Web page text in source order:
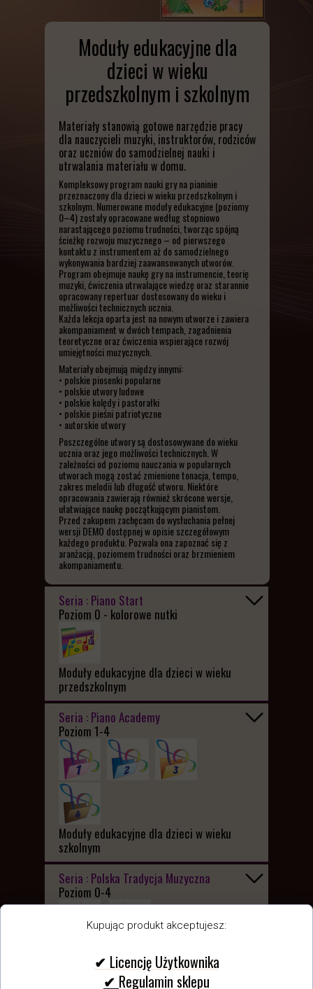
Kolędy i Pastorałki dla Pianistów
Moduły edukacyjne dla
dzieci w wieku
przedszkolnym i szkolnym
Materiały stanowią gotowe narzędzie pracy
dla nauczycieli muzyki, instruktorów, rodziców
oraz uczniów do samodzielnej nauki i
utrwalania materiału w domu.
Kompleksowy program nauki gry na pianinie
przeznaczony dla dzieci w wieku przedszkolnym i
szkolnym. Numerowane moduły edukacyjne (poziomy
0–4) zostały opracowane według stopniowo
narastającego poziomu trudności, tworząc spójną
ścieżkę rozwoju muzycznego – od pierwszego
kontaktu z instrumentem aż do samodzielnego
wykonywania bardziej zaawansowanych utworów.
Program obejmuje naukę gry na instrumencie, teorię
muzyki, ćwiczenia utrwalające wiedzę oraz starannie
opracowany repertuar dostosowany do wieku i
możliwości technicznych ucznia.
Każda lekcja oparta jest na nowym utworze i zawiera
akompaniament w dwóch tempach, zagadnienia
teoretyczne oraz ćwiczenia wspierające rozwój
umiejętności muzycznych.
Materiały obejmują między innymi:
• polskie piosenki popularne
• polskie utwory ludowe
• polskie kolędy i pastorałki
• polskie pieśni patriotyczne
• autorskie utwory
Poszczególne utwory są dostosowywane do wieku
ucznia oraz jego możliwości technicznych. W
zależności od poziomu nauczania w popularnych
utworach mogą zostać zmienione tonacja, tempo,
zakres melodii lub długość utworu. Niektóre
opracowania zawierają również skrócone wersje,
ułatwiające naukę początkującym pianistom.
Przed zakupem zachęcam do wysłuchania pełnej
wersji DEMO dostępnej w opisie szczegółowym
każdego produktu. Pozwala ona zapoznać się z
aranżacją, poziomem trudności oraz brzmieniem
akompaniamentu.
Seria : Piano Start
Poziom 0 - kolorowe nutki
Moduły edukacyjne dla dzieci w wieku
przedszkolnym
Seria : Piano Academy
Poziom 1-4
Moduły edukacyjne dla dzieci w wieku
szkolnym
Seria : Polska Tradycja Muzyczna
Poziom 0-4
Autorskie lekcje opracowane od A do Z:
Kupując produkt akceptujesz:
✔ Licencję Użytkownika
✔ Regulamin sklepu